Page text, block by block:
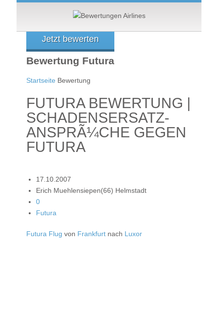
Jetzt bewerten
Bewertung Futura
Startseite Bewertung
FUTURA BEWERTUNG |
SCHADENSERSATZ-
ANSPRÃ¼CHE GEGEN
FUTURA
17.10.2007
Erich Muehlensiepen(66) Helmstadt
0
Futura
Futura Flug von Frankfurt nach Luxor